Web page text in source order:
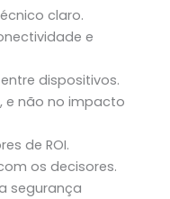
claro.
e
dispositivos.
e não no impacto
de ROI.
os decisores.
segurança